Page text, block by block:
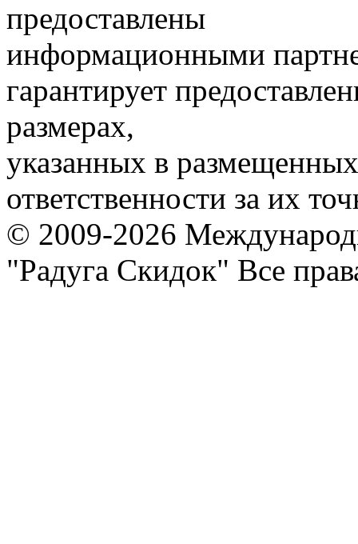
предоставлены
информационными
гарантирует
размерах,
указанных в
ответственности за их
© 2009-2026
"Радуга Скидок" Все